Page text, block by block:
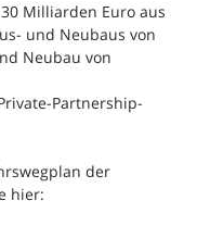
Milliarden Euro aus
und Neubaus von
Neubau von
Partnership-
der
hier: